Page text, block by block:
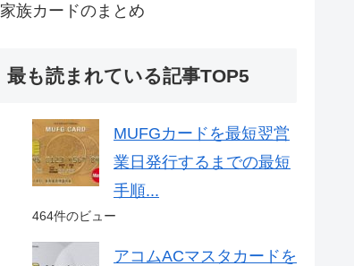
家族カードのまとめ
最も読まれている記事TOP5
MUFGカードを最短翌営
業日発行するまでの最短
手順...
464件のビュー
アコムACマスタカードを